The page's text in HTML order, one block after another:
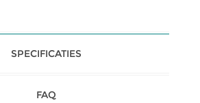
SPECIFICATIES
FAQ